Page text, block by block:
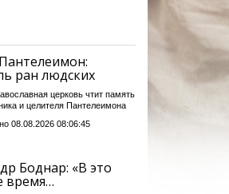
ран людских
церковь чтит память
и целителя Пантелеимона
08.08.2026 08:06:45
Боднар: «В это
время…